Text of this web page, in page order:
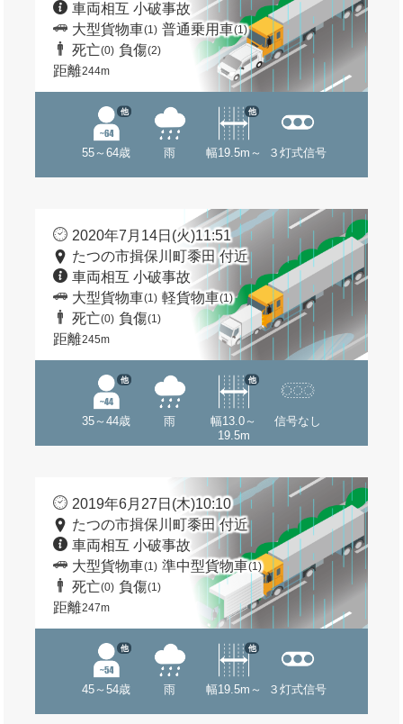
車両相互 小破事故
大型貨物車(1) 普通乗用車(1)
死亡(0) 負傷(2)
距離244m
55～64歳
他
雨 幅19.5m～
他
３灯式信号
2020年7月14日(火)11:51
たつの市揖保川町黍田 付近
車両相互 小破事故
大型貨物車(1) 軽貨物車(1)
死亡(0) 負傷(1)
距離245m
35～44歳
他
雨
幅13.0～
19.5m
他
信号なし
2019年6月27日(木)10:10
たつの市揖保川町黍田 付近
車両相互 小破事故
大型貨物車(1) 準中型貨物車(1)
死亡(0) 負傷(1)
距離247m
45～54歳
他
雨 幅19.5m～
他
３灯式信号